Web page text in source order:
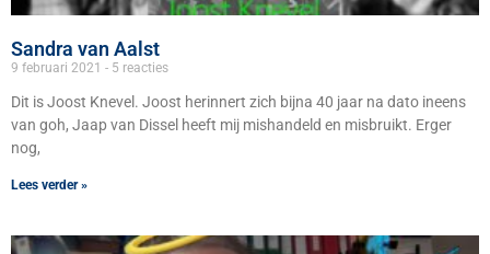
Sandra van Aalst
9 februari 2021 5 reacties
Dit is Joost Knevel. Joost herinnert zich bijna 40 jaar na dato ineens
van goh, Jaap van Dissel heeft mij mishandeld en misbruikt. Erger
nog,
Lees verder »